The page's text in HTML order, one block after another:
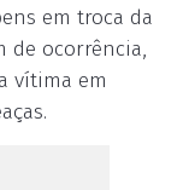
em troca da
de ocorrência,
vítima em